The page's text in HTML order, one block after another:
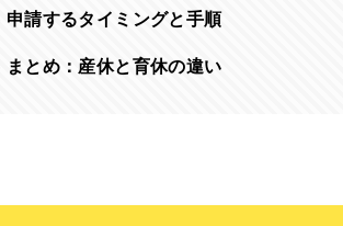
申請するタイミングと手順
まとめ：産休と育休の違い